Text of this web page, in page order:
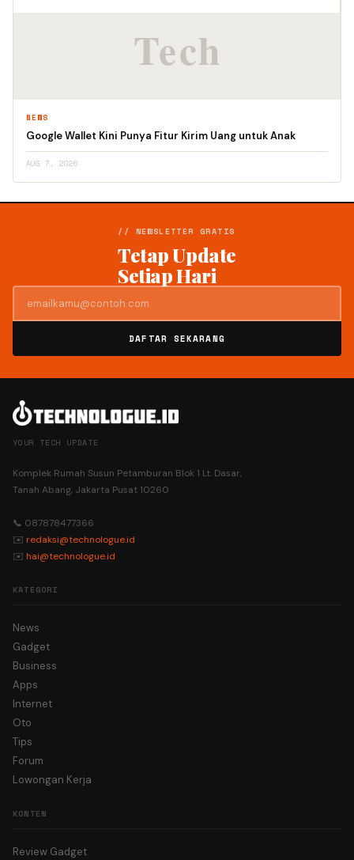
NEWS
Google Wallet Kini Punya Fitur Kirim Uang untuk Anak
AUG 7, 2026
// NEWSLETTER GRATIS
Tetap Update
Setiap Hari
DAFTAR SEKARANG
YOUR TECH UPDATE
Komplek Rumah Susun Petamburan Blok 1 Lt. Dasar,
Tanah Abang, Jakarta Pusat 10260
📞 087878477366
✉️ redaksi@technologue.id
✉️ hai@technologue.id
KATEGORI
News
Gadget
Business
Apps
Internet
Oto
Tips
Forum
Lowongan Kerja
KONTEN
Review Gadget